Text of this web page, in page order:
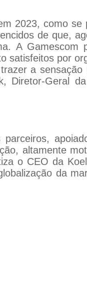
2023, como se
de que,
A Gamescom
satisfeitos por
a sensação
Diretor-Geral
parceiros,
altamente
o CEO da
da